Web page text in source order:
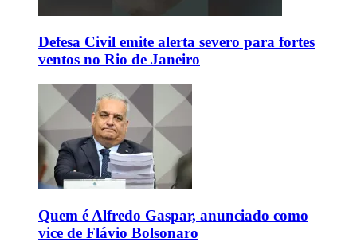
Defesa Civil emite alerta severo para fortes
ventos no Rio de Janeiro
Quem é Alfredo Gaspar, anunciado como
vice de Flávio Bolsonaro